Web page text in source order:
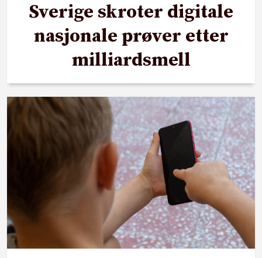
Sverige skroter digitale
nasjonale prøver etter
milliardsmell